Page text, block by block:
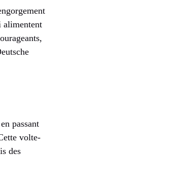
alimentent
passant
volte-
des